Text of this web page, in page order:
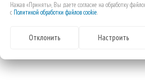
Нажав «Принять», Вы даете согласие на обработку
с Политикой обработки файлов cookie.
Отклонить Настроить